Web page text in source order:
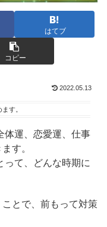
はてブ
コピー
2022.05.13
す。
体運、恋愛運、仕事
す。
って、どんな時期に
とで、前もって対策